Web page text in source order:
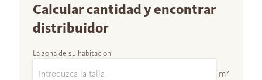
Calcular cantidad y encontrar
distribuidor
La zona de su habitación
m²